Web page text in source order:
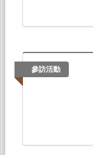
參訪活動